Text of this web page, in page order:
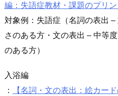
編：失語症教材・課題のプリ
対象例：失語症（名詞の表出 –
さのある方・文の表出 – 中等
のある方）
入浴編
：
【名詞・文の表出：絵カー